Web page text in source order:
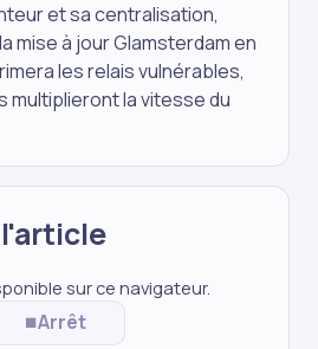
et sa centralisation,
mise à jour Glamsterdam en
les relais vulnérables,
multiplieront la vitesse du
sur ce navigateur.
⏹Arrêt